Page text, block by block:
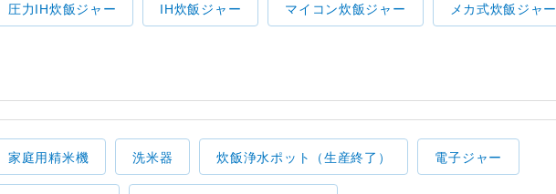
圧力IH炊飯ジャー IH炊飯ジャー マイコン炊飯ジャー メカ式炊飯ジャー
家庭用精米機 洗米器 炊飯浄水ポット（生産終了） 電子ジャー